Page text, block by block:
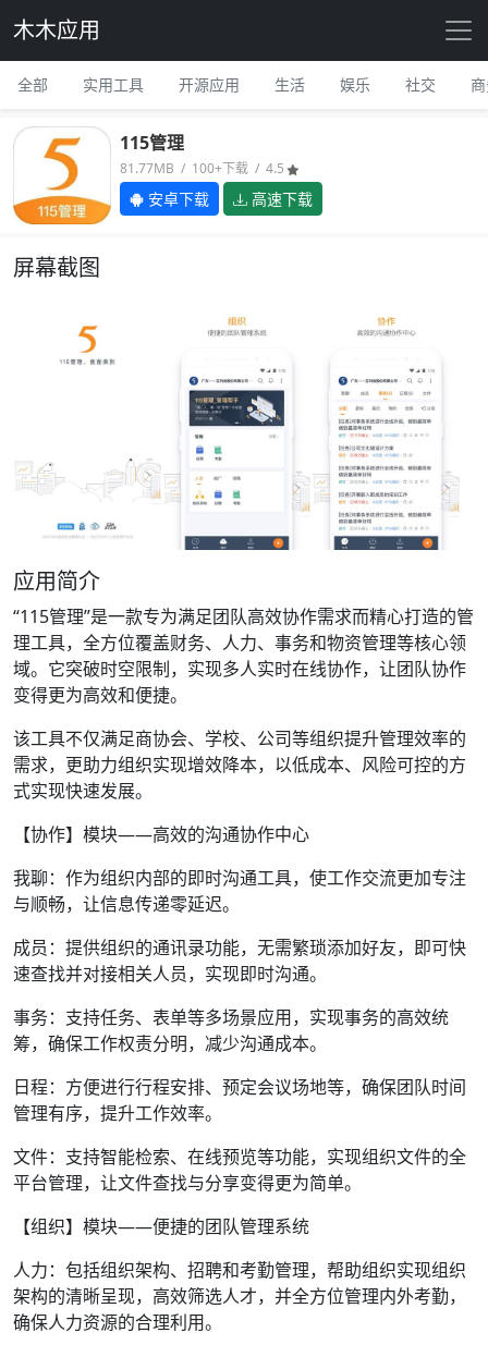
木木应用
全部 实用工具 开源应用 生活 娱乐 社交
115管理
81.77MB / 100+下载 / 4.5
安卓下载 高速下载
屏幕截图
应用简介
“115管理”是一款专为满足团队高效协作需求而精心打造的管
理工具，全方位覆盖财务、人力、事务和物资管理等核心领
域。它突破时空限制，实现多人实时在线协作，让团队协作
变得更为高效和便捷。
该工具不仅满足商协会、学校、公司等组织提升管理效率的
需求，更助力组织实现增效降本，以低成本、风险可控的方
式实现快速发展。
【协作】模块——高效的沟通协作中心
我聊：作为组织内部的即时沟通工具，使工作交流更加专注
与顺畅，让信息传递零延迟。
成员：提供组织的通讯录功能，无需繁琐添加好友，即可快
速查找并对接相关人员，实现即时沟通。
事务：支持任务、表单等多场景应用，实现事务的高效统
筹，确保工作权责分明，减少沟通成本。
日程：方便进行行程安排、预定会议场地等，确保团队时间
管理有序，提升工作效率。
文件：支持智能检索、在线预览等功能，实现组织文件的全
平台管理，让文件查找与分享变得更为简单。
【组织】模块——便捷的团队管理系统
人力：包括组织架构、招聘和考勤管理，帮助组织实现组织
架构的清晰呈现，高效筛选人才，并全方位管理内外考勤，
确保人力资源的合理利用。